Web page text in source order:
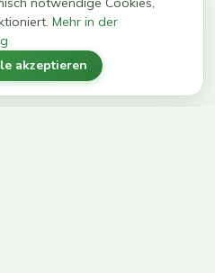
Mehr in der
akzeptieren